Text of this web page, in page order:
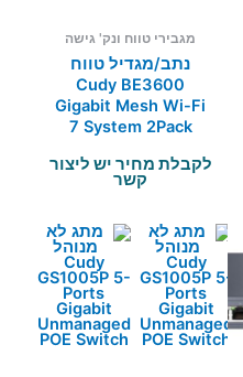
מגבירי טווח ונק' גישה
נתב/מגדיל טווח
Cudy BE3600
Gigabit Mesh Wi-Fi
7 System 2Pack
לקבלת מחיר יש ליצור
קשר